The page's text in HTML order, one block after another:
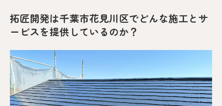
拓匠開発は千葉市花見川区でどんな施工とサ
ービスを提供しているのか？